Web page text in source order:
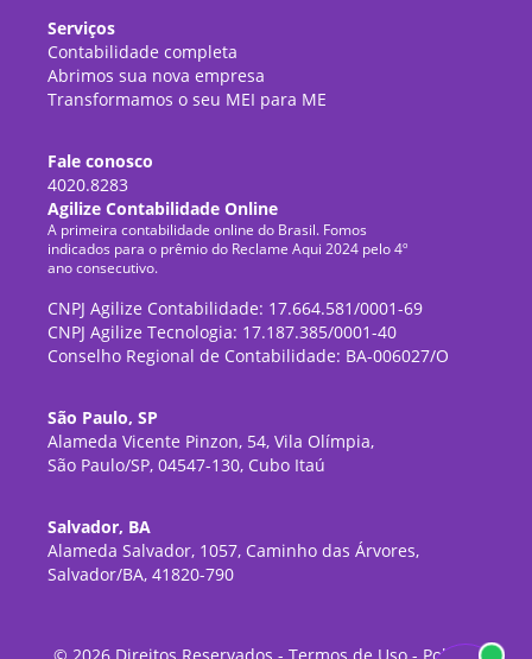
Serviços
Contabilidade completa
Abrimos sua nova empresa
Transformamos o seu MEI para ME
Fale conosco
4020.8283
Agilize Contabilidade Online
A primeira contabilidade online do Brasil. Fomos
indicados para o prêmio do Reclame Aqui 2024 pelo 4º
ano consecutivo.
CNPJ Agilize Contabilidade: 17.664.581/0001-69
CNPJ Agilize Tecnologia: 17.187.385/0001-40
Conselho Regional de Contabilidade: BA-006027/O
São Paulo, SP
Alameda Vicente Pinzon, 54, Vila Olímpia,
São Paulo/SP, 04547-130, Cubo Itaú
Salvador, BA
Alameda Salvador, 1057, Caminho das Árvores,
Salvador/BA, 41820-790